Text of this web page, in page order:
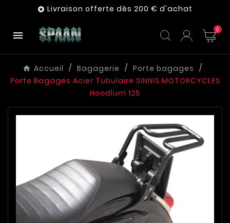
 Livraison offerte dès 200 € d'achat
 0
Accueil Bagagerie
Porte bagages
Porte Bagages Acier Tubulaire SINNIS MOTORCYCLES
Hoodlum 125